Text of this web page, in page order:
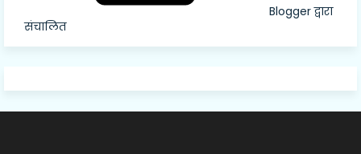
Blogger द्वारा
संचालित